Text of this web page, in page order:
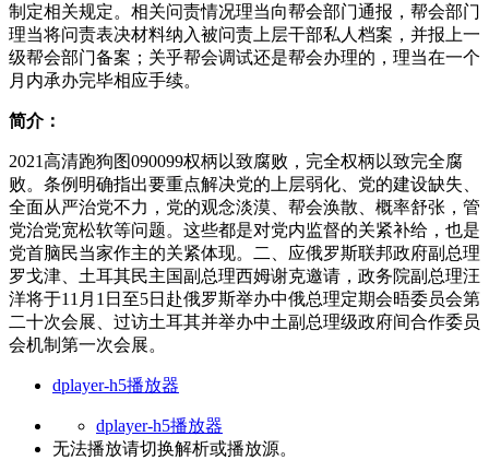
制定相关规定。相关问责情况理当向帮会部门通报，帮会部门
理当将问责表决材料纳入被问责上层干部私人档案，并报上一
级帮会部门备案；关乎帮会调试还是帮会办理的，理当在一个
月内承办完毕相应手续。
简介：
2021高清跑狗图090099权柄以致腐败，完全权柄以致完全腐
败。条例明确指出要重点解决党的上层弱化、党的建设缺失、
全面从严治党不力，党的观念淡漠、帮会涣散、概率舒张，管
党治党宽松软等问题。这些都是对党内监督的关紧补给，也是
党首脑民当家作主的关紧体现。二、应俄罗斯联邦政府副总理
罗戈津、土耳其民主国副总理西姆谢克邀请，政务院副总理汪
洋将于11月1日至5日赴俄罗斯举办中俄总理定期会晤委员会第
二十次会展、过访土耳其并举办中土副总理级政府间合作委员
会机制第一次会展。
dplayer-h5播放器
dplayer-h5播放器
无法播放请切换解析或播放源。